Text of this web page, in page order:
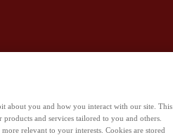
about you and how you interact with our site. This
and services tailored to you and others.
relevant to your interests. Cookies are stored